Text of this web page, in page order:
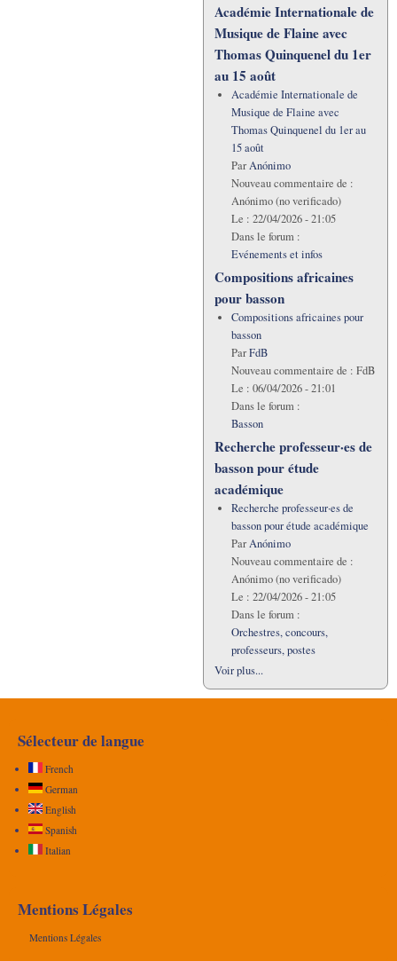
Académie Internationale de
Musique de Flaine avec
Thomas Quinquenel du 1er
au 15 août
Académie Internationale de
Musique de Flaine avec
Thomas Quinquenel du 1er au
15 août
ParAnónimo
Nouveau commentaire de :
Anónimo (no verificado)
Le : 22/04/2026 - 21:05
Dans le forum :
Evénements et infos
Compositions africaines
pour basson
Compositions africaines pour
basson
ParFdB
Nouveau commentaire de : FdB
Le : 06/04/2026 - 21:01
Dans le forum :
Basson
Recherche professeur·es de
basson pour étude
académique
Recherche professeur·es de
basson pour étude académique
ParAnónimo
Nouveau commentaire de :
Anónimo (no verificado)
Le : 22/04/2026 - 21:05
Dans le forum :
Orchestres, concours,
professeurs, postes
Voir plus...
Sélecteur de langue
French
German
English
Spanish
Italian
Mentions Légales
Mentions Légales